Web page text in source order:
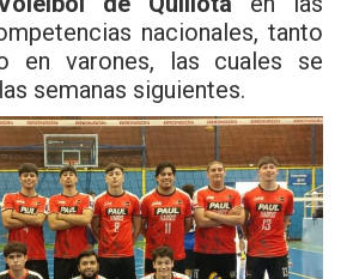
nacionales, tanto
en varones, las cuales se
semanas siguientes.